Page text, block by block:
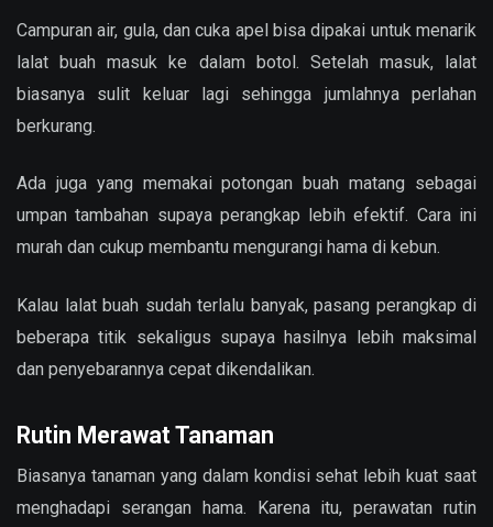
Campuran air, gula, dan cuka apel bisa dipakai untuk menarik
lalat buah masuk ke dalam botol. Setelah masuk, lalat
biasanya sulit keluar lagi sehingga jumlahnya perlahan
berkurang.
Ada juga yang memakai potongan buah matang sebagai
umpan tambahan supaya perangkap lebih efektif. Cara ini
murah dan cukup membantu mengurangi hama di kebun.
Kalau lalat buah sudah terlalu banyak, pasang perangkap di
beberapa titik sekaligus supaya hasilnya lebih maksimal
dan penyebarannya cepat dikendalikan.
Rutin Merawat Tanaman
Biasanya tanaman yang dalam kondisi sehat lebih kuat saat
menghadapi serangan hama. Karena itu, perawatan rutin